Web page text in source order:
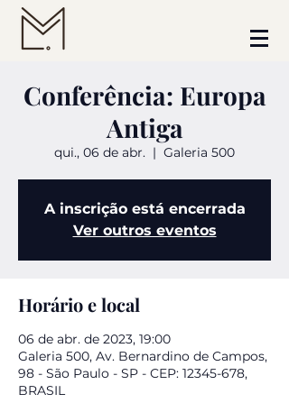
Conferência: Europa
Antiga
qui., 06 de abr.
  |
Galeria 500
A inscrição está encerrada
Ver outros eventos
Horário e local
06 de abr. de 2023, 19:00
Galeria 500, Av. Bernardino de Campos,
98 - São Paulo - SP - CEP: 12345-678,
BRASIL